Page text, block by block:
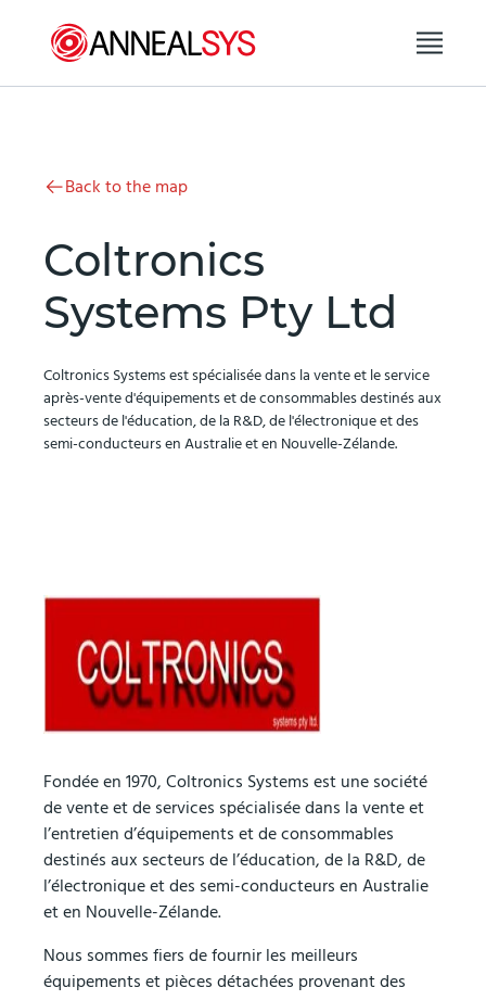
Back to the map
Coltronics
Systems Pty Ltd
Coltronics Systems est spécialisée dans la vente et le service
après-vente d'équipements et de consommables destinés aux
secteurs de l'éducation, de la R&D, de l'électronique et des
semi-conducteurs en Australie et en Nouvelle-Zélande.
Fondée en 1970, Coltronics Systems est une société
de vente et de services spécialisée dans la vente et
l’entretien d’équipements et de consommables
destinés aux secteurs de l’éducation, de la R&D, de
l’électronique et des semi-conducteurs en Australie
et en Nouvelle-Zélande.
Nous sommes fiers de fournir les meilleurs
équipements et pièces détachées provenant des